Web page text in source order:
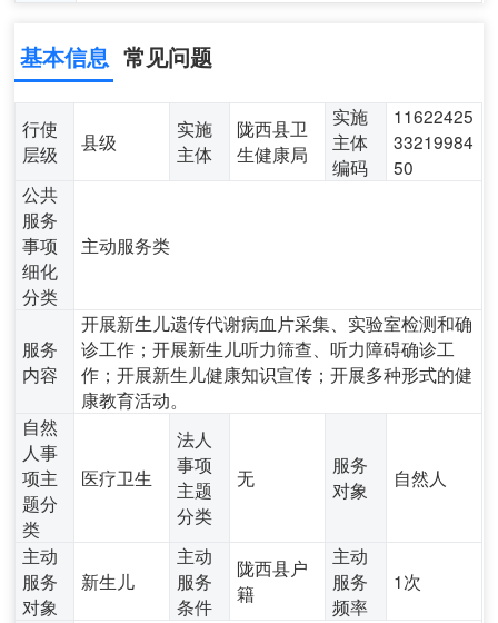
基本信息 常见问题
行使
层级
县级
实施
主体
陇西县卫
生健康局
实施
主体
编码
11622425
33219984
50
公共
服务
事项
细化
分类
主动服务类
服务
内容
开展新生儿遗传代谢病血片采集、实验室检测和确
诊工作；开展新生儿听力筛查、听力障碍确诊工
作；开展新生儿健康知识宣传；开展多种形式的健
康教育活动。
自然
人事
项主
题分
类
医疗卫生
法人
事项
主题
分类
无
服务
对象
自然人
主动
服务
对象
新生儿
主动
服务
条件
陇西县户
籍
主动
服务
频率
1次